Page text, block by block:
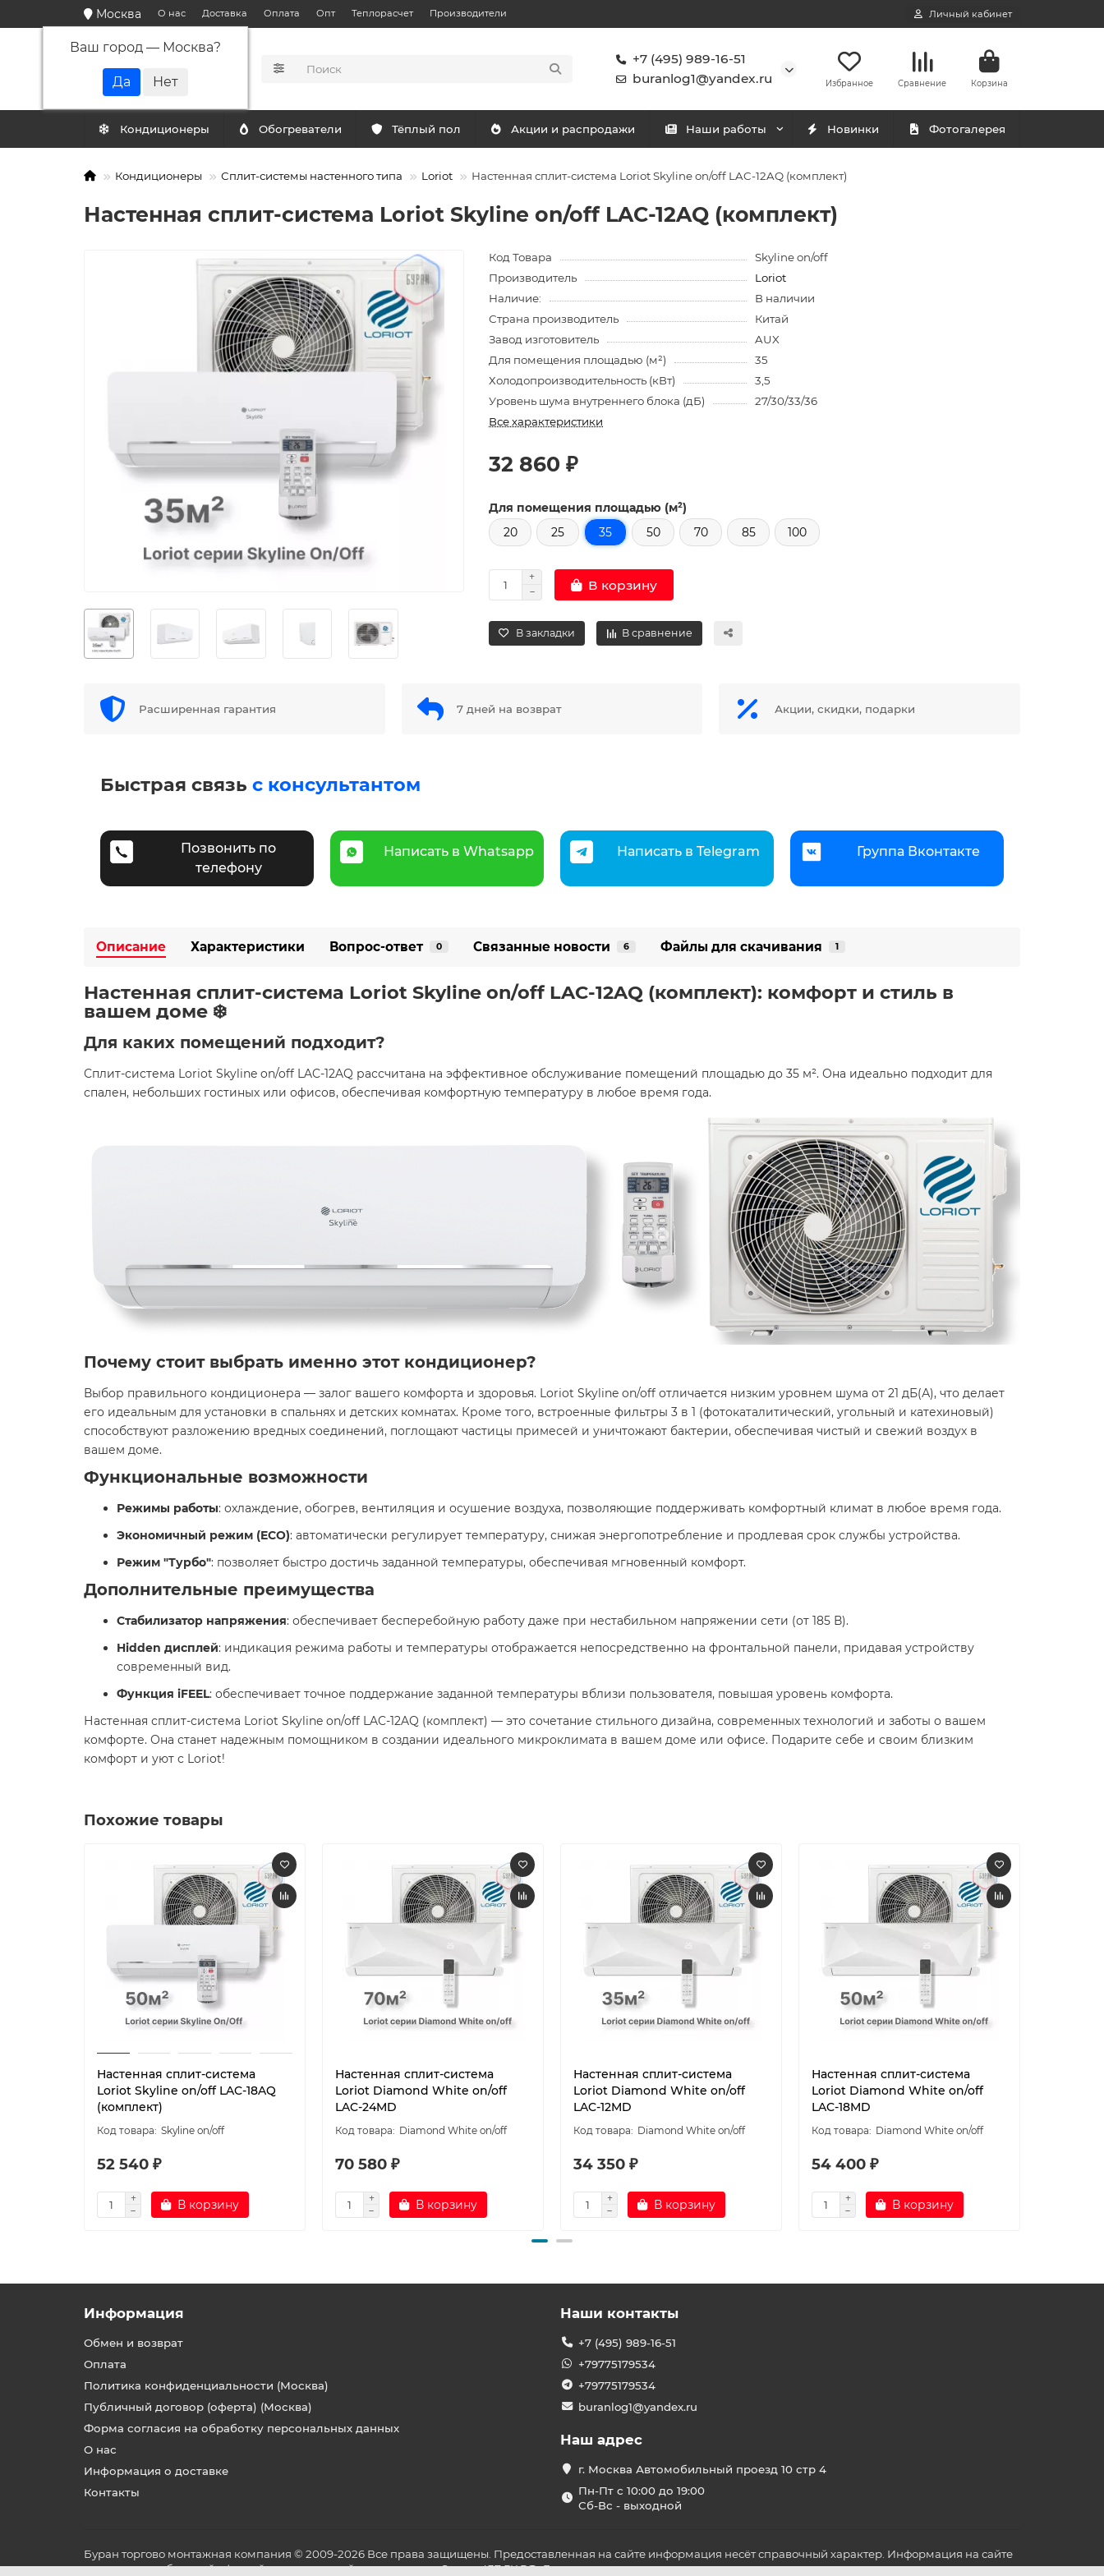
Москва
Ваш город — Москва?
О нас Доставка Оплата Опт Теплорасчет Производители Личный кабинет
+7 (495) 989-16-51
buranlog1@yandex.ru
Избранное Сравнение Корзина
Кондиционеры Обогреватели Тёплый пол Акции и распродажи Наши работы Новинки Фотогалерея
Кондиционеры Сплит-системы настенного типа Loriot Настенная сплит-система Loriot Skyline on/off LAC-12AQ (комплект)
Настенная сплит-система Loriot Skyline on/off LAC-12AQ (комплект)
Код Товара
Skyline on/off
Производитель
Loriot
Наличие:
В наличии
Страна производитель
Китай
Завод изготовитель
AUX
Для помещения площадью (м²)
35
Холодопроизводительность (кВт)
3,5
Уровень шума внутреннего блока (дБ)
27/30/33/36
Все характеристики
32 860 ₽
Для помещения площадью (м²)
20
25 35 50 70 85 100
В корзину
В закладки В сравнение
Расширенная гарантия 7 дней на возврат Акции, скидки, подарки
Быстрая связь с консультантом
Позвонить по
телефону
Написать в Whatsapp Написать в Telegram Группа Вконтакте
Описание Характеристики Вопрос-ответ 0 Связанные новости 6 Файлы для скачивания 1
Настенная сплит-система Loriot Skyline on/off LAC-12AQ (комплект): комфорт и стиль в
вашем доме ❄️
Для каких помещений подходит?
Сплит-система Loriot Skyline on/off LAC-12AQ рассчитана на эффективное обслуживание помещений площадью до 35 м². Она идеально подходит для
спален, небольших гостиных или офисов, обеспечивая комфортную температуру в любое время года.​
Почему стоит выбрать именно этот кондиционер?
Выбор правильного кондиционера — залог вашего комфорта и здоровья. Loriot Skyline on/off отличается низким уровнем шума от 21 дБ(А), что делает
его идеальным для установки в спальнях и детских комнатах. Кроме того, встроенные фильтры 3 в 1 (фотокаталитический, угольный и катехиновый)
способствуют разложению вредных соединений, поглощают частицы примесей и уничтожают бактерии, обеспечивая чистый и свежий воздух в
вашем доме. ​
Функциональные возможности
Режимы работы: охлаждение, обогрев, вентиляция и осушение воздуха, позволяющие поддерживать комфортный климат в любое время года.​
Экономичный режим (ECO): автоматически регулирует температуру, снижая энергопотребление и продлевая срок службы устройства.​
Режим "Турбо": позволяет быстро достичь заданной температуры, обеспечивая мгновенный комфорт. ​
Дополнительные преимущества
Стабилизатор напряжения: обеспечивает бесперебойную работу даже при нестабильном напряжении сети (от 185 В).​
Hidden дисплей: индикация режима работы и температуры отображается непосредственно на фронтальной панели, придавая устройству
современный вид.​
Функция iFEEL: обеспечивает точное поддержание заданной температуры вблизи пользователя, повышая уровень комфорта. ​
Настенная сплит-система Loriot Skyline on/off LAC-12AQ (комплект) — это сочетание стильного дизайна, современных технологий и заботы о вашем
комфорте. Она станет надежным помощником в создании идеального микроклимата в вашем доме или офисе. Подарите себе и своим близким
комфорт и уют с Loriot! ️
Похожие товары
Настенная сплит-система
Loriot Skyline on/off LAC-18AQ
(комплект)
Skyline on/off
52 540 ₽
В корзину
Настенная сплит-система
Loriot Diamond White on/off
LAC-24MD
Diamond White on/off
70 580 ₽
В корзину
Настенная сплит-система
Loriot Diamond White on/off
LAC-12MD
Diamond White on/off
34 350 ₽
В корзину
Настенная сплит-система
Loriot Diamond White on/off
LAC-18MD
Diamond White on/off
54 400 ₽
В корзину
Информация
Обмен и возврат
Оплата
Политика конфиденциальности (Москва)
Публичный договор (оферта) (Москва)
Форма согласия на обработку персональных данных
О нас
Информация о доставке
Контакты
Наши контакты
+7 (495) 989-16-51
+79775179534
+79775179534
buranlog1@yandex.ru
Наш адрес
г. Москва Автомобильный проезд 10 стр 4
Пн-Пт с 10:00 до 19:00
Сб-Вс - выходной
Буран торгово монтажная компания © 2009-2026 Все права защищены. Предоставленная на сайте информация несёт справочный характер. Информация на сайте
не является публичной офертой, определяемой положениями Статьи 437 ГК РФ. До оплаты товара удостоверьтесь во всех для вас важных характеристиках в товаре